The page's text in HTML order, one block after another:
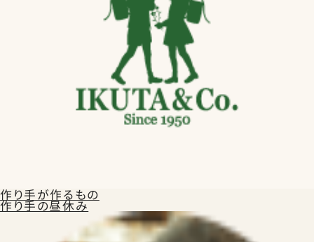
作り手が作るもの
作り手の昼休み